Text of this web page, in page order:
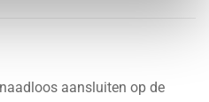
aansluiten op de